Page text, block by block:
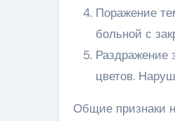
Поражение
больной с
Раздражение
цветов.
Общие признаки